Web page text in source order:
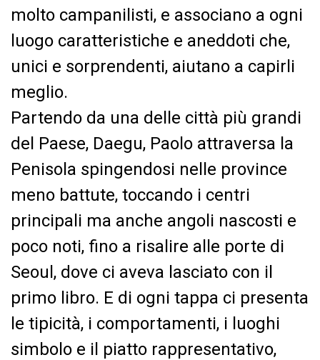
molto campanilisti, e associano a ogni
luogo caratteristiche e aneddoti che,
unici e sorprendenti, aiutano a capirli
meglio.
Partendo da una delle città più grandi
del Paese, Daegu, Paolo attraversa la
Penisola spingendosi nelle province
meno battute, toccando i centri
principali ma anche angoli nascosti e
poco noti, fino a risalire alle porte di
Seoul, dove ci aveva lasciato con il
primo libro. E di ogni tappa ci presenta
le tipicità, i comportamenti, i luoghi
simbolo e il piatto rappresentativo,